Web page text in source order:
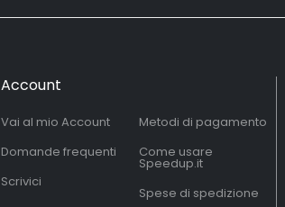
Account
Vai al mio Account
Domande frequenti
Scrivici
Metodi di pagamento
Come usare
Speedup.it
Spese di spedizione